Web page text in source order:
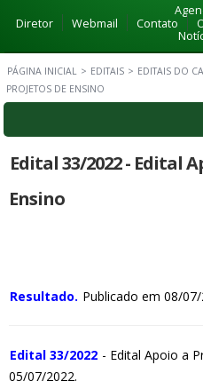
Diretor
Webmail Contato
PÁGINA INICIAL > EDITAIS > EDITAIS DO
PROJETOS DE ENSINO
Edital 33/2022 - Edital
Ensino
Resultado. Publicado em 08/07/
Edital 33/2022 - Edital Apoio a
05/07/2022.